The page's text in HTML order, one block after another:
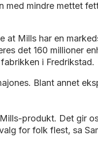
med mindre mettet
at Mills har en
det 160 millioner
i Fredrikstad.
Blant annet
produkt. Det gir
for folk flest, sa